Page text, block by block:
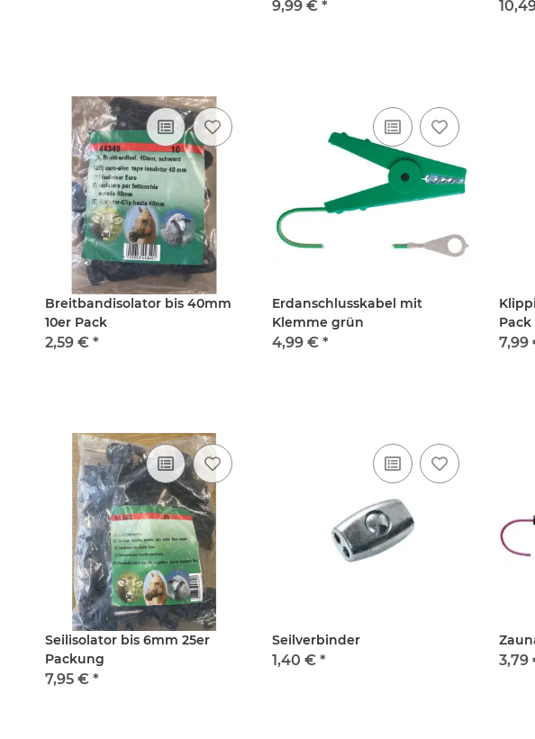
9,99 € *
Breitbandisolator bis 40mm
10er Pack
2,59 € *
Erdanschlusskabel mit
Klemme grün
4,99 € *
Pack
7,99
Seilisolator bis 6mm 25er
Packung
7,95 € *
Seilverbinder
1,40 € * 3,79